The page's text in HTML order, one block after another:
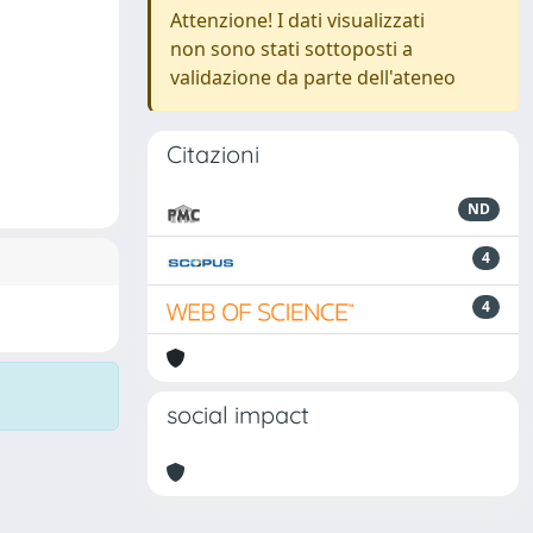
Attenzione! I dati visualizzati
non sono stati sottoposti a
validazione da parte dell'ateneo
Citazioni
ND
4
4
social impact